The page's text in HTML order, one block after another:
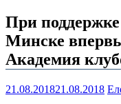
При поддержке
Минске
Академия
21.08.201821.08.2018